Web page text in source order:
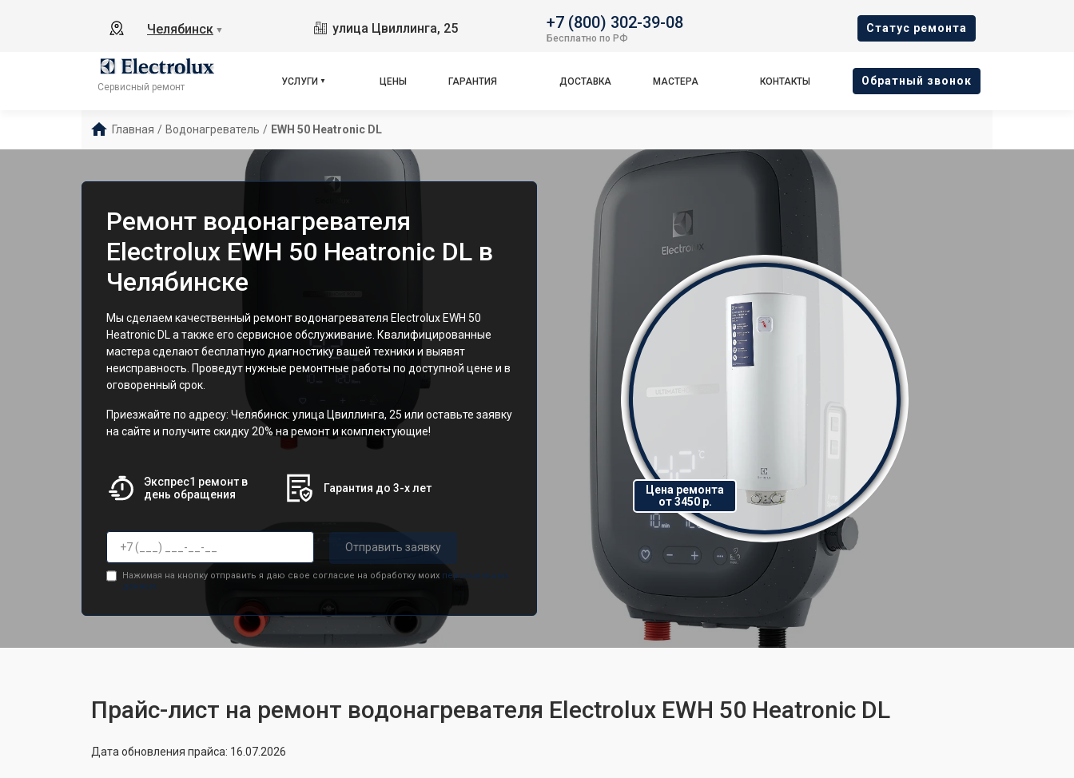
Челябинск ▼ улица Цвиллинга, 25 +7 (800) 302-39-08
Бесплатно по РФ
Cтатус ремонта
Сервисный ремонт
УСЛУГИ ЦЕНЫ ГАРАНТИЯ ДОСТАВКА МАСТЕРА КОНТАКТЫ Oбратный звонок
Главная / Водонагреватель / EWH 50 Heatronic DL
Ремонт водонагревателя
Electrolux EWH 50 Heatronic DL в
Челябинске
Мы сделаем качественный ремонт водонагревателя Electrolux EWH 50
Heatronic DL а также его сервисное обслуживание. Квалифицированные
мастера сделают бесплатную диагностику вашей техники и выявят
неисправность. Проведут нужные ремонтные работы по доступной цене и в
оговоренный срок.
Приезжайте по адресу: Челябинск: улица Цвиллинга, 25 или оставьте заявку
на сайте и получите скидку 20% на ремонт и комплектующие!
Экспрес1 ремонт в
день обращения
Гарантия до 3-х лет
Отправить заявку
Нажимая на кнопку отправить я даю свое согласие на обработку моих персональных
данных.
Цена ремонта
от 3450 р.
Прайс-лист на ремонт водонагревателя Electrolux EWH 50 Heatronic DL
Дата обновления прайса: 16.07.2026